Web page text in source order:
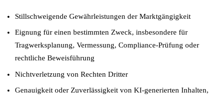
Stillschweigende Gewährleistungen der Marktgängigkeit
Eignung für einen bestimmten Zweck, insbesondere für
Tragwerksplanung, Vermessung, Compliance-Prüfung oder
rechtliche Beweisführung
Nichtverletzung von Rechten Dritter
Genauigkeit oder Zuverlässigkeit von KI-generierten Inhalten,